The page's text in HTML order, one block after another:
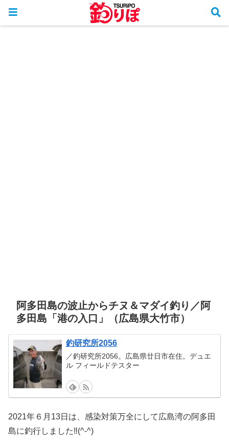
ホーム 釣行リポート
阿多田島の波止からチヌ＆マダイ釣り／阿
多田島「港の入口」（広島県大竹市）
釣研究所2056
／釣研究所2056。広島県廿日市在住。デュエ
ル フィールドテスター
2021年６月13日は、感染対策万全にして広島湾の阿多田
島に釣行しました‼️(^-^)